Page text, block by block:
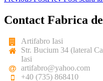
Contact Fabrica
Artifabro Iasi
Str. Bucium 34 (lateral
Iasi
artifabro@yahoo.com
+40 (735) 868410